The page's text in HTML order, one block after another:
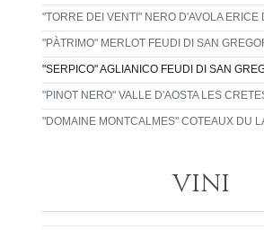
"TORRE DEI VENTI" NERO D'AVOLA ERICE
"PÀTRIMO" MERLOT FEUDI DI SAN
"SERPICO" AGLIANICO FEUDI DI SAN
"PINOT NERO" VALLE D'AOSTA LES
"DOMAINE MONTCALMES" COTEAUX DU
VINI